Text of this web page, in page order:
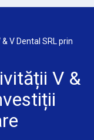
V Dental SRL prin
V &